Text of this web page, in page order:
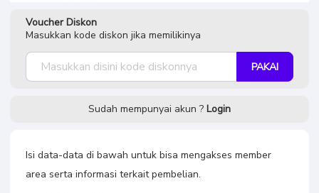
Voucher Diskon
Masukkan kode diskon jika memilikinya
PAKAI
Sudah mempunyai akun ? Login
Isi data-data di bawah untuk bisa mengakses member
area serta informasi terkait pembelian.